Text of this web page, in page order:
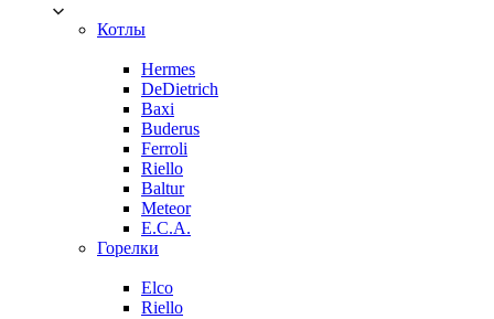
Котлы
Hermes
DeDietrich
Baxi
Buderus
Ferroli
Riello
Baltur
Meteor
E.C.A.
Горелки
Elco
Riello